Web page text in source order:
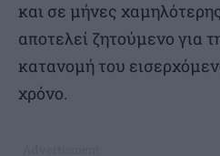
και σε μήνες
αποτελεί ζητούμενο για
κατανομή του
χρόνο.